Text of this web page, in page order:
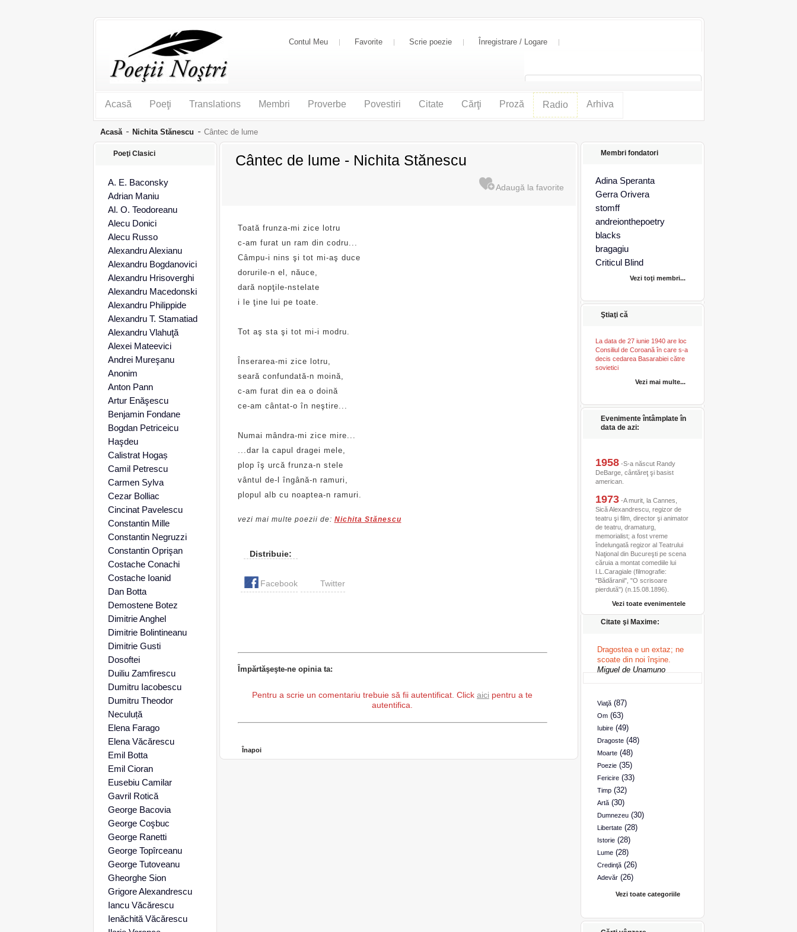
Contul Meu Favorite Scrie poezie Înregistrare / Logare
Acasă Poeţi Translations Membri Proverbe Povestiri Citate Cărţi Proză Radio Arhiva
Acasă Nichita Stănescu Cântec de lume
Cântec de lume - Nichita Stănescu
Toată frunza-mi zice lotru
c-am furat un ram din codru...
Câmpu-i nins şi tot mi-aş duce
dorurile-n el, năuce,
dară nopţile-nstelate
i le ţine lui pe toate.
Tot aş sta şi tot mi-i modru.
Înserarea-mi zice lotru,
seară confundată-n moină,
c-am furat din ea o doină
ce-am cântat-o în neştire...
Numai mândra-mi zice mire...
...dar la capul dragei mele,
plop îş urcă frunza-n stele
vântul de-l îngână-n ramuri,
plopul alb cu noaptea-n ramuri.
vezi mai multe poezii de: Nichita Stănescu
Distribuie:
Facebook Twitter
Împărtăşeşte-ne opinia ta:
Pentru a scrie un comentariu trebuie să fii autentificat. Click aici pentru a te
autentifica.
Înapoi
Poeţi Clasici
A. E. Baconsky
Adrian Maniu
Al. O. Teodoreanu
Alecu Donici
Alecu Russo
Alexandru Alexianu
Alexandru Bogdanovici
Alexandru Hrisoverghi
Alexandru Macedonski
Alexandru Philippide
Alexandru T. Stamatiad
Alexandru Vlahuţă
Alexei Mateevici
Andrei Mureşanu
Anonim
Anton Pann
Artur Enăşescu
Benjamin Fondane
Bogdan Petriceicu
Haşdeu
Calistrat Hogaș
Camil Petrescu
Carmen Sylva
Cezar Bolliac
Cincinat Pavelescu
Constantin Mille
Constantin Negruzzi
Constantin Oprişan
Costache Conachi
Costache Ioanid
Dan Botta
Demostene Botez
Dimitrie Anghel
Dimitrie Bolintineanu
Dimitrie Gusti
Dosoftei
Duiliu Zamfirescu
Dumitru Iacobescu
Dumitru Theodor
Neculuță
Elena Farago
Elena Văcărescu
Emil Botta
Emil Cioran
Eusebiu Camilar
Gavril Rotică
George Bacovia
George Coşbuc
George Ranetti
George Topîrceanu
George Tutoveanu
Gheorghe Sion
Grigore Alexandrescu
Iancu Văcărescu
Ienăchită Văcărescu
Membri fondatori
Adina Speranta
Gerra Orivera
stomff
andreionthepoetry
blacks
bragagiu
Criticul Blind
Vezi toţi membri...
Ştiaţi că
La data de 27 iunie 1940 are loc
Consiliul de Coroană în care s-a
decis cedarea Basarabiei către
sovietici
Vezi mai multe...
Evenimente întâmplate în
data de azi:
1958-S-a născut Randy
DeBarge, cântăreţ şi basist
american.
1973-A murit, la Cannes,
Sică Alexandrescu, regizor de
teatru şi film, director şi animator
de teatru, dramaturg,
memorialist; a fost vreme
îndelungată regizor al Teatrului
Naţional din Bucureşti pe scena
căruia a montat comediile lui
I.L.Caragiale (filmografie:
"Bădăranii", "O scrisoare
pierdută") (n.15.08.1896).
Vezi toate evenimentele
Citate şi Maxime:
Dragostea e un extaz; ne
scoate din noi înşine.
Miguel de Unamuno
Viaţă(87)
Om(63)
Iubire(49)
Dragoste(48)
Moarte(48)
Poezie(35)
Fericire(33)
Timp(32)
Artă(30)
Dumnezeu(30)
Libertate(28)
Istorie(28)
Lume(28)
Credinţă(26)
Adevăr(26)
Vezi toate categoriile